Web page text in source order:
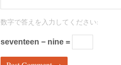
数字で答えを入力してください:
seventeen − nine =